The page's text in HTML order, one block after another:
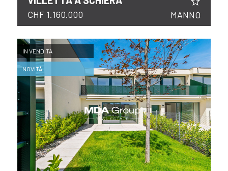
CHF 1.160.000 MANNO
IN VENDITA
NOVITÀ